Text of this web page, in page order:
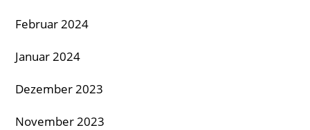
Februar 2024
Januar 2024
Dezember 2023
November 2023